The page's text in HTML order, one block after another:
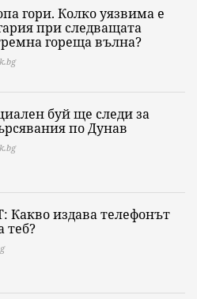
гори. Колко уязвима е
при следващата
гореща вълна?
буй ще следи за
по Дунав
Какво издава телефонът
теб?